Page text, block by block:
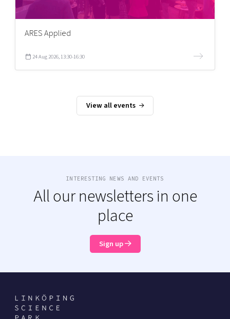
ARES Applied
24 Aug 2026, 13:30-16:30
View all events
INTERESTING NEWS AND EVENTS
All our newsletters in one
place
Sign up